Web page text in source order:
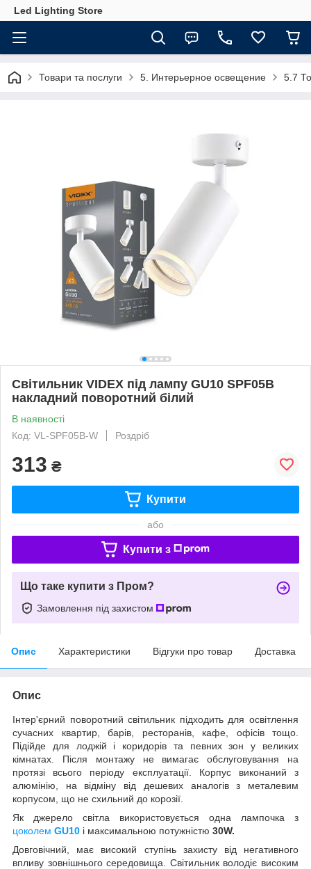
Led Lighting Store
Товари та послуги 5. Интерьерное освещение 5.7
Світильник VIDEX під лампу GU10 SPF05B
накладний поворотний білий
В наявності
Код: VL-SPF05B-W
Роздріб
313 ₴
Купити
або
Купити з
Що таке купити з Пром?
Замовлення під захистом
Опис Характеристики Відгуки про товар Доставка
Опис
Інтер'єрний поворотний світильник підходить для освітлення
сучасних квартир, барів, ресторанів, кафе, офісів тощо.
Підійде для лоджій і коридорів та певних зон у великих
кімнатах. Після монтажу не вимагає обслуговування на
протязі всього періоду експлуатації. Корпус виконаний з
алюмінію, на відміну від дешевих аналогів з металевим
корпусом, що не схильний до корозії.
Як джерело світла використовується одна лампочка з
цоколем GU10 і максимальною потужністю 30W.
Довговічний, має високий ступінь захисту від негативного
впливу зовнішнього середовища. Світильник володіє високим